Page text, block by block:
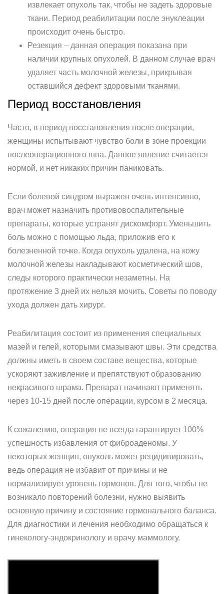
извлекает опухоль так, чтобы не задеть здоровые
ткани. Период реабилитации после энуклеации
происходит очень быстро.
Резекция – данная операция показана при
наличии крупных опухолей. В данном случае врач
удаляет часть молочной железы, прикрывая
оставшийся дефект здоровыми тканями.
Период восстановления
Часто, в период восстановления после операции,
женщины испытывают чувство боли в зоне проекции
послеоперационного шва. Данное явление считается
нормой, и нет никаких причин паниковать.
Если болевой синдром выражен очень интенсивно,
врач может назначить противовоспалительные
препараты, которые устранят дискомфорт. Уменьшить
боль можно с помощью льда, приложив его к
болезненной точке. Когда опухоль удалена, на кожу
молочной железы накладывают косметический шов,
следы которого практически незаметны. На
протяжение 3 дней их нельзя мочить. Советы по поводу
ухода должен дать хирург.
Реабилитация состоит из применения специальных
мазей и гелей, которыми смазывают швы. Эти средства
должны иметь в своем составе вещества, которые
ускоряют заживление и препятствуют образованию
некрасивого шрама. Препарат начинают применять
через 10-15 дней после операции, курсом в 2 месяца.
К сожалению, операция не всегда гарантирует 100%
успешность избавления от фиброаденомы. У
некоторых женщин, опухоль может рецидивировать,
ведь операция не избавит от причины и не
нормализирует уровень гормонов. Для того, чтобы не
возникало повторений болезни, нужно выявить
основную причину и состояние гормонального баланса.
Для диагностики и лечения необходимо обращаться к
гинекологу-эндокринологу и врачу маммологу.